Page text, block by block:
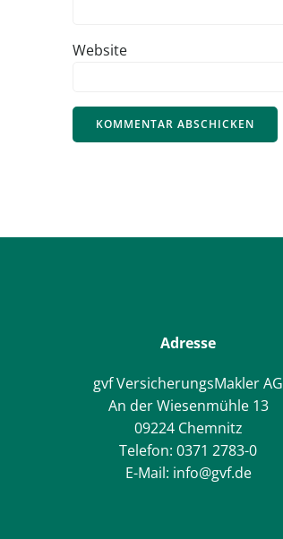
Website
Adresse
gvf VersicherungsMakler AG
An der Wiesenmühle 13
09224 Chemnitz
Telefon: 0371 2783-0
E-Mail: info@gvf.de